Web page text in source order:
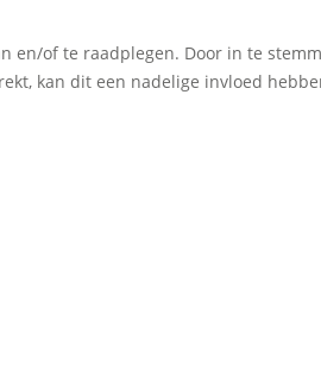
en/of te raadplegen. Door in te
kan dit een nadelige invloed